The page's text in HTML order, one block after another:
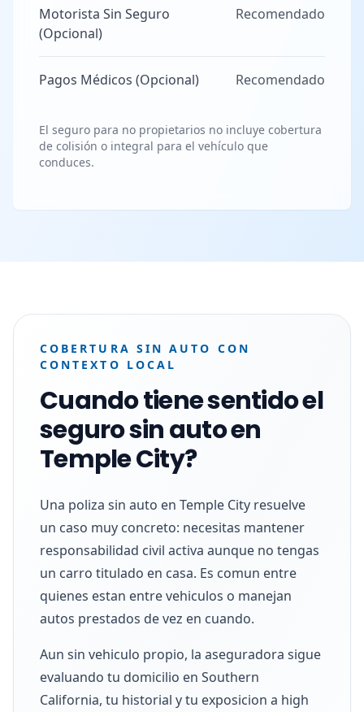
Motorista Sin Seguro
(Opcional)
Recomendado
Pagos Médicos (Opcional) Recomendado
El seguro para no propietarios no incluye cobertura
de colisión o integral para el vehículo que
conduces.
COBERTURA SIN AUTO CON
CONTEXTO LOCAL
Cuando tiene sentido el
seguro sin auto en
Temple City?
Una poliza sin auto en Temple City resuelve
un caso muy concreto: necesitas mantener
responsabilidad civil activa aunque no tengas
un carro titulado en casa. Es comun entre
quienes estan entre vehiculos o manejan
autos prestados de vez en cuando.
Aun sin vehiculo propio, la aseguradora sigue
evaluando tu domicilio en Southern
California, tu historial y tu exposicion a high